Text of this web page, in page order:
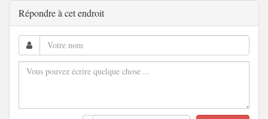
Répondre à cet endroit